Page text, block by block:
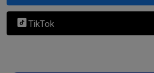
TikTok